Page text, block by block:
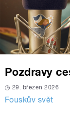
Pozdravy
29. březen 2026
Fouskův svět